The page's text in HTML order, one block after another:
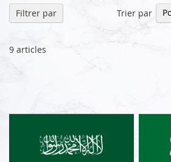
9 articles
Trier par
Filtrer par